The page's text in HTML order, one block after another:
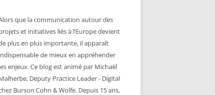
que la communication autour des
et initiatives liés à l’Europe devient
plus en plus importante, il apparaît
de mieux en appréhender
enjeux. Ce blog est animé par Michaël
Deputy Practice Leader - Digital
Burson Cohn & Wolfe. Depuis 15 ans,